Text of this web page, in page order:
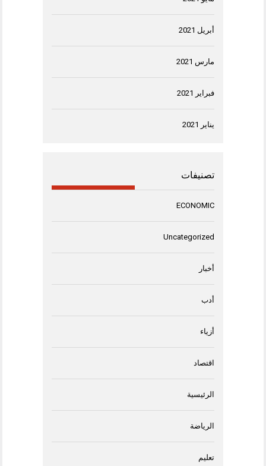
أبريل 2021
مارس 2021
فبراير 2021
يناير 2021
تصنيفات
ECONOMIC
Uncategorized
أخبار
أدب
أزياء
اقتصاد
الرئيسية
الرياضة
تعليم